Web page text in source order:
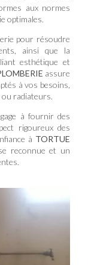
aux normes
optimales.
pour résoudre
ainsi que la
esthétique et
assure
à vos besoins,
ou radiateurs.
à fournir des
rigoureux des
à TORTUE
reconnue et un